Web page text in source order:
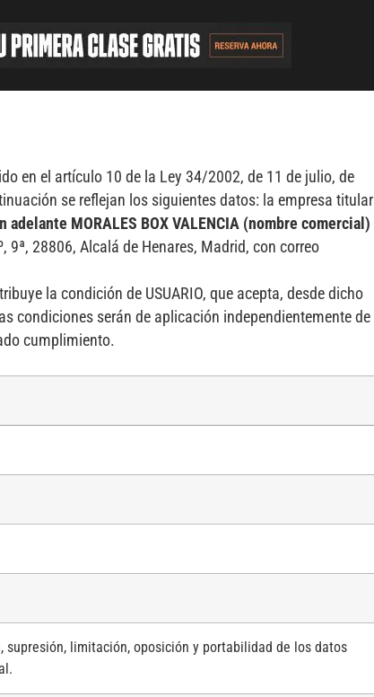
en el artículo 10 de la Ley 34/2002, de 11 de julio, de
se reflejan los siguientes datos: la empresa titular
adelante MORALES BOX VALENCIA (nombre comercial)
28806, Alcalá de Henares, Madrid, con correo
la condición de USUARIO, que acepta, desde dicho
condiciones serán de aplicación independientemente de
cumplimiento.
limitación, oposición y portabilidad de los datos